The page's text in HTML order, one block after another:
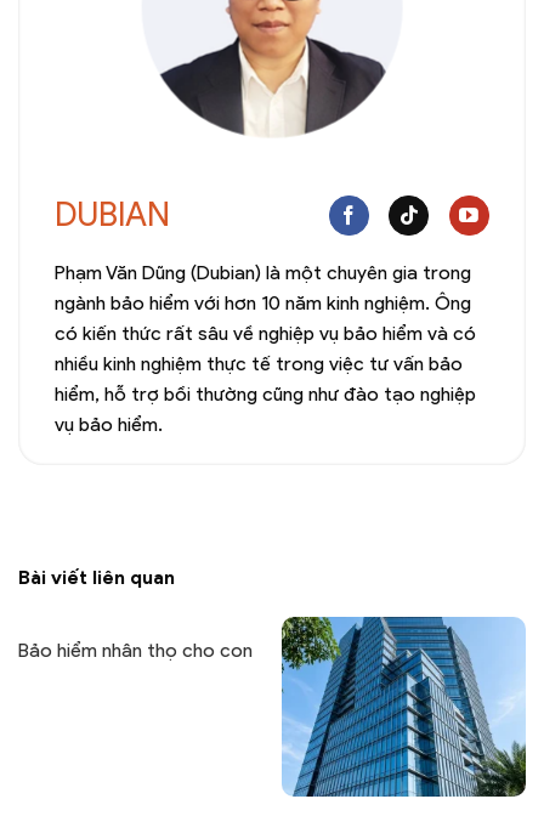
DUBIAN
Phạm Văn Dũng (Dubian) là một chuyên gia trong
ngành bảo hiểm với hơn 10 năm kinh nghiệm. Ông
có kiến thức rất sâu về nghiệp vụ bảo hiểm và có
nhiều kinh nghiệm thực tế trong việc tư vấn bảo
hiểm, hỗ trợ bồi thường cũng như đào tạo nghiệp
vụ bảo hiểm.
Bài viết liên quan
Bảo hiểm nhân thọ cho con